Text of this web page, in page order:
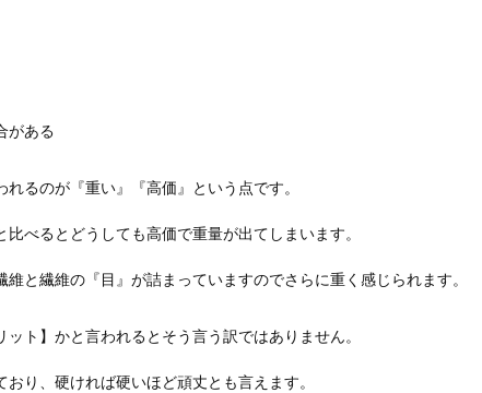
がある
るのが『重い』『高価』という点です。
べるとどうしても高価で重量が出てしまいます。
と繊維の『目』が詰まっていますのでさらに重く感じられます。
ト】かと言われるとそう言う訳ではありません。
おり、硬ければ硬いほど頑丈とも言えます。